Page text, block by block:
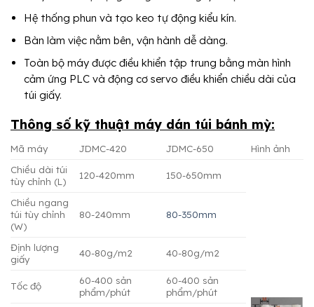
Hệ thống phun và tạo keo tự động kiểu kín.
Bàn làm việc nằm bên, vận hành dễ dàng.
Toàn bộ máy được điều khiển tập trung bằng màn hình
cảm ứng PLC và động cơ servo điều khiển chiều dài của
túi giấy.
Thông số kỹ thuật máy dán túi bánh mỳ:
Mã máy JDMC-420 JDMC-650
Hình ảnh
Chiều dài túi
tùy chỉnh (L)
120-420mm 150-650mm
Chiều ngang
túi tùy chỉnh
(W)
80-240mm 80-350mm
Định lượng
giấy
40-80g/m2 40-80g/m2
Tốc độ
60-400 sản
phẩm/phút
60-400 sản
phẩm/phút